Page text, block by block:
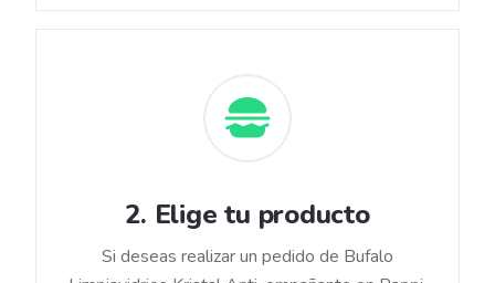
2. Elige tu producto
Si deseas realizar un pedido de Bufalo